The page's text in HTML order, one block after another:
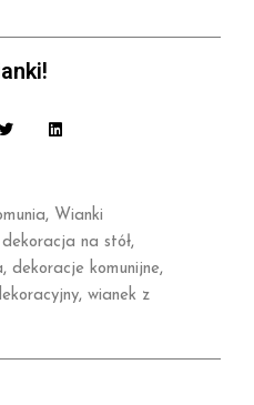
, Wianki
dekoracja na stół,
, dekoracje komunijne,
, wianek z